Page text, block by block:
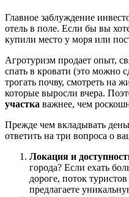
Главное заблуждение
отель в поле. Если бы вы
купили место у моря или
Агротуризм продает опыт,
спать в кровати (это можно
трогать почву, смотреть на
которые выросли вчера.
участка важнее, чем
Прежде чем вкладывать
ответить на три вопроса о
Локация и
города? Если ехать
дороге, поток
предлагаете